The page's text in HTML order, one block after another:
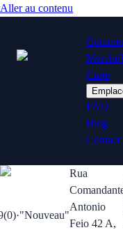
Aller au contenu
Marche
Carte
FAQ
Blog
Contact
(0)·"Nouveau"
Rua
Antonio
Feio 42 A,